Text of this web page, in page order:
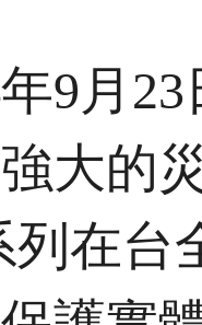
年9月
大的
列在